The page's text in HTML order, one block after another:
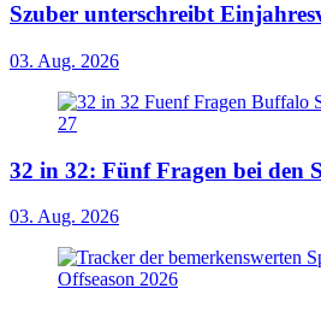
Szuber unterschreibt
03. Aug. 2026
32 in 32: Fünf Fragen bei den
03. Aug. 2026